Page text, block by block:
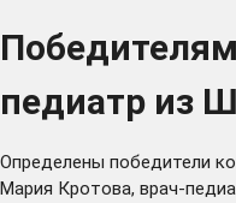
педиатр из
Определены победители
Мария Кротова, врач-